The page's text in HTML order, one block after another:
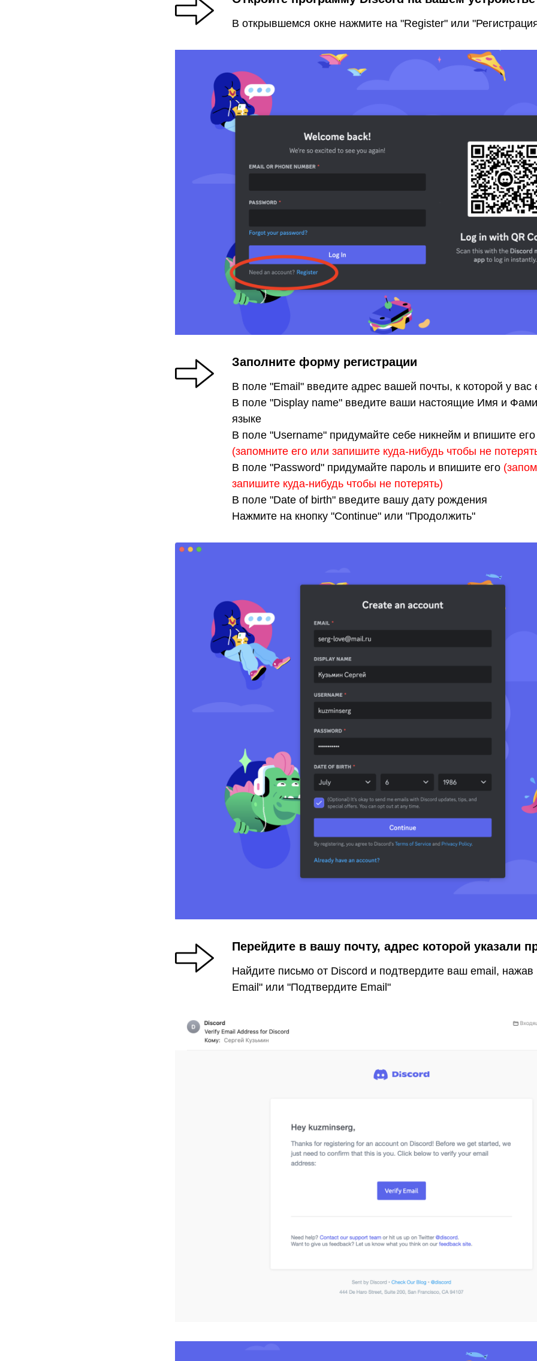
В открывшемся окне нажмите на "Register" или
Заполните форму регистрации
В поле "Email" введите адрес вашей почты, к которой у вас
В поле "Display name" введите ваши настоящие Имя и
языке
В поле "Username" придумайте себе никнейм и впишите
(запомните его или запишите куда-нибудь чтобы не
В поле "Password" придумайте пароль и впишите его
запишите куда-нибудь чтобы не потерять)
В поле "Date of birth" введите вашу дату рождения
Нажмите на кнопку "Continue" или "Продолжить"
Перейдите в вашу почту, адрес которой указали
Найдите письмо от Discord и подтвердите ваш email, нажав
Email" или "Подтвердите Email"